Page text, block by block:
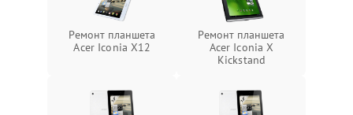
Ремонт планшета
Acer Iconia X12
Ремонт планшета
Acer Iconia X
Kickstand